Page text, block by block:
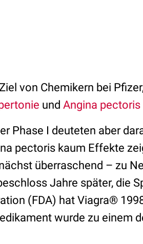
von Chemikern bei
und Angina pectoris
Phase I deuteten aber
pectoris kaum Effekte
überraschend – zu
Jahre später, die
(FDA) hat Viagra®
wurde zu einem